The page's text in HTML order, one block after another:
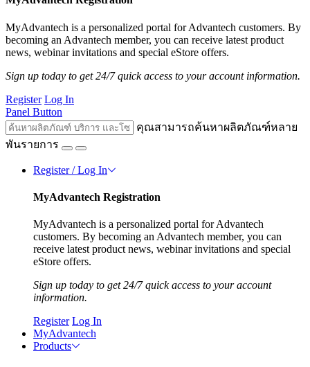
MyAdvantech is a personalized portal for Advantech customers. By
becoming an Advantech member, you can receive latest product
news, webinar invitations and special eStore offers.
Sign up today to get 24/7 quick access to your account information.
Register Log In
Panel Button
คุณสามารถค้นหาผลิตภัณฑ์หลาย
พันรายการ
Register / Log In
MyAdvantech Registration
MyAdvantech is a personalized portal for Advantech
customers. By becoming an Advantech member, you can
receive latest product news, webinar invitations and special
eStore offers.
Sign up today to get 24/7 quick access to your account
information.
Register Log In
MyAdvantech
Products